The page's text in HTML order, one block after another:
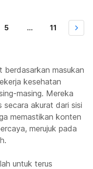
5 ... 11
berdasarkan masukan
kesehatan
masing. Mereka
secara akurat dari sisi
memastikan konten
merujuk pada
untuk terus